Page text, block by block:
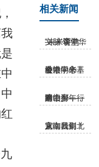
相关新闻
“未来讲堂——‘颂中华文脉·育鸿...
港赣同心丨香港中华基金中学来校...
踏山河，行遍赣鄱——附中少年，春...
大咖云集！从南昌到北京，我们完...